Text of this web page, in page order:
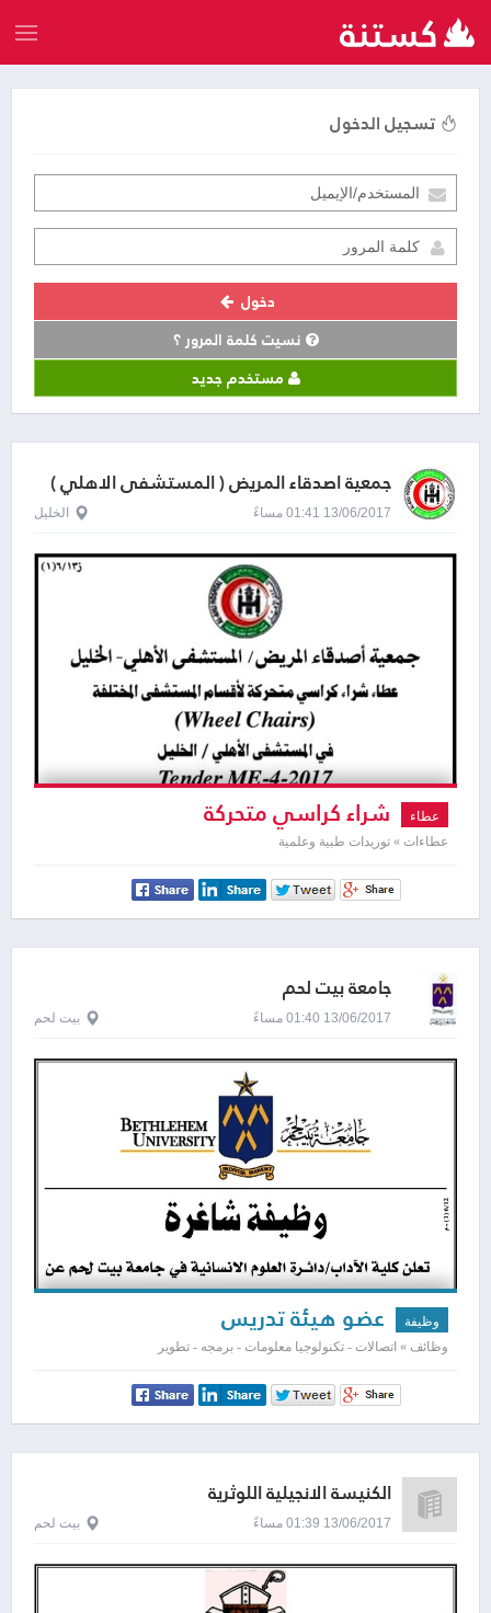
تسجيل الدخول
دخول
نسيت كلمة المرور ؟
مستخدم جديد
جمعية اصدقاء المريض ( المستشفى الاهلي )
13/06/2017 01:41 مساءً الخليل
عطاء شراء كراسي متحركة
عطاءات » توريدات طبية وعلمية
جامعة بيت لحم
13/06/2017 01:40 مساءً بيت لحم
وظيفة عضو هيئة تدريس
وظائف » اتصالات - تكنولوجيا معلومات - برمجه - تطوير
الكنيسة الانجيلية اللوثرية
13/06/2017 01:39 مساءً بيت لحم